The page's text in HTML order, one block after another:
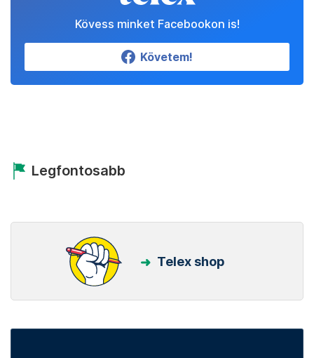
Kövess minket Facebookon is!
Követem!
Legfontosabb
Telex shop